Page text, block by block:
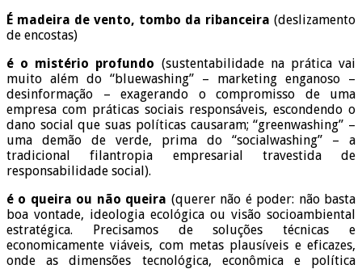
É madeira de vento, tombo da ribanceira (deslizamento
de encostas)
é o mistério profundo (sustentabilidade na prática vai
muito além do “bluewashing” – marketing enganoso –
desinformação – exagerando o compromisso de uma
empresa com práticas sociais responsáveis, escondendo o
dano social que suas políticas causaram; “greenwashing” –
uma demão de verde, prima do “socialwashing” – a
tradicional filantropia empresarial travestida de
responsabilidade social).
é o queira ou não queira (querer não é poder: não basta
boa vontade, ideologia ecológica ou visão socioambiental
estratégica. Precisamos de soluções técnicas e
economicamente viáveis, com metas plausíveis e eficazes,
onde as dimensões tecnológica, econômica e política